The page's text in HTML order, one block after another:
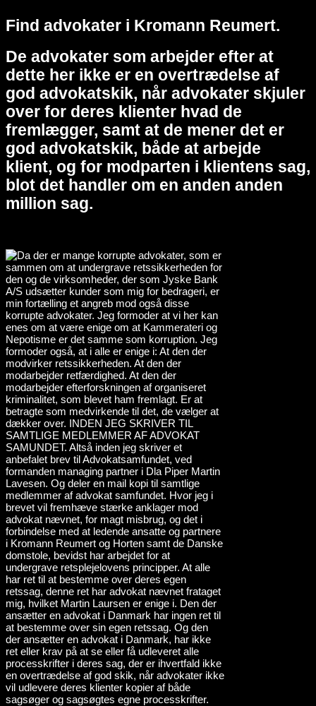
Find advokater i Kromann Reumert.
De advokater som arbejder efter at
dette her ikke er en overtrædelse af
god advokatskik, når advokater skjuler
over for deres klienter hvad de
fremlægger, samt at de mener det er
god advokatskik, både at arbejde
klient, og for modparten i klientens sag,
blot det handler om en anden anden
million sag.